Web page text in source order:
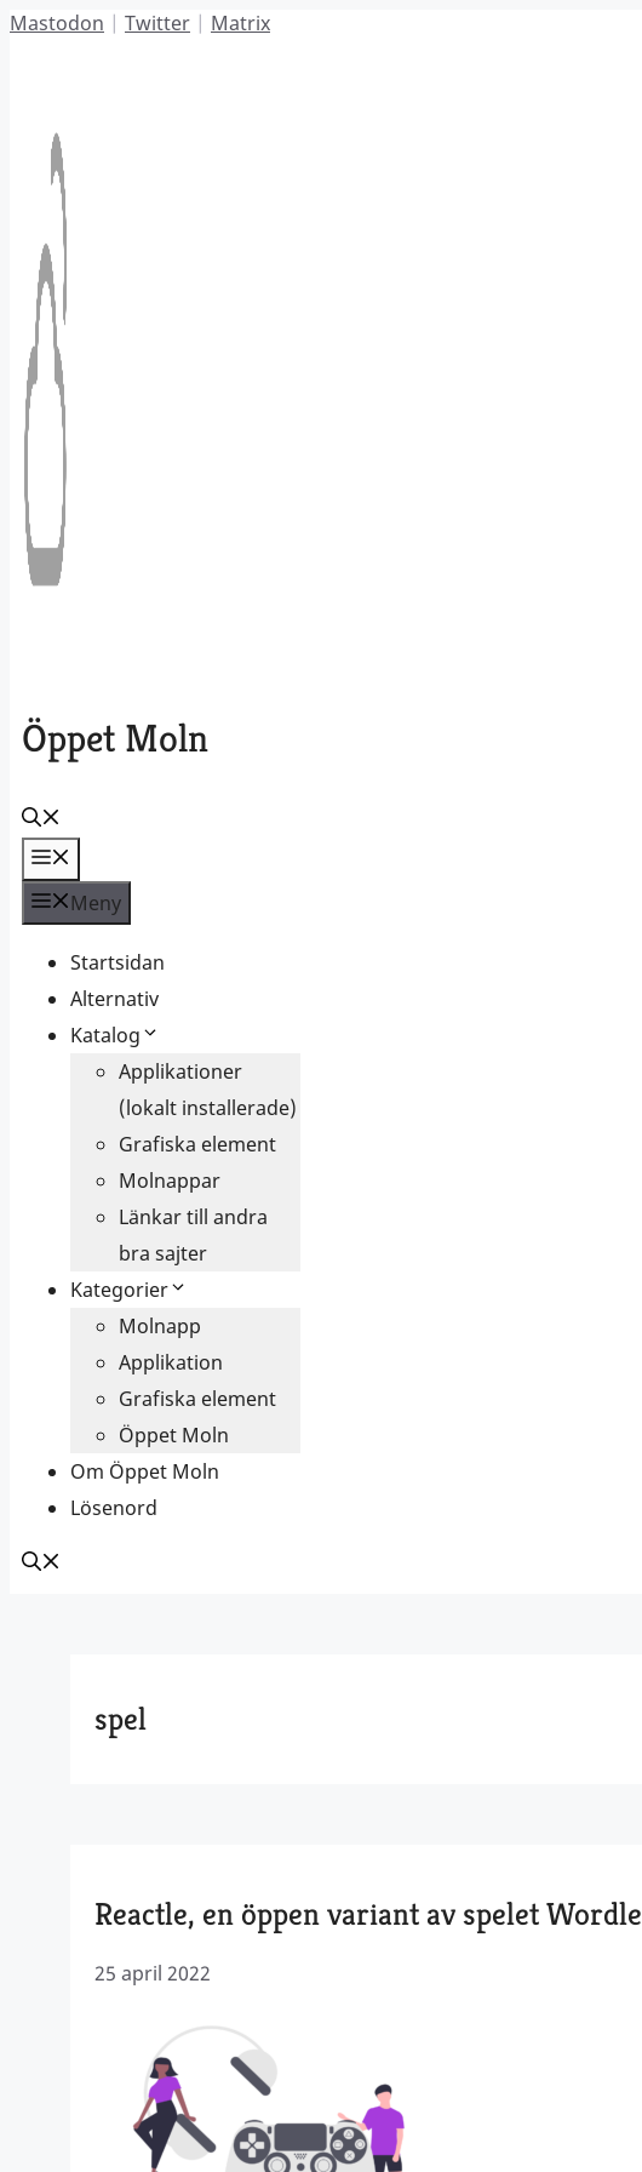
Hoppa
Mastodon | Twitter | Matrix
Öppet Moln
Meny
Startsidan
Alternativ
Katalog
Applikationer
(lokalt installerade)
Grafiska element
Molnappar
Länkar till andra
bra sajter
Kategorier
Molnapp
Applikation
Grafiska element
Öppet Moln
Om Öppet Moln
Lösenord
spel
Reactle, en öppen variant av spelet Wordle
25 april 2022